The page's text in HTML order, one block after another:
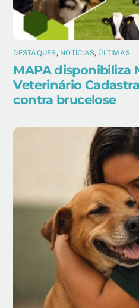
DESTAQUES, NOTÍCIAS, ÚLTIMAS
MAPA disponibiliza
Veterinário
contra brucelose